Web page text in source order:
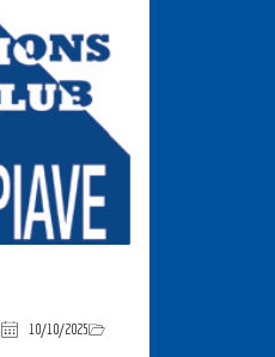
10/10/2025